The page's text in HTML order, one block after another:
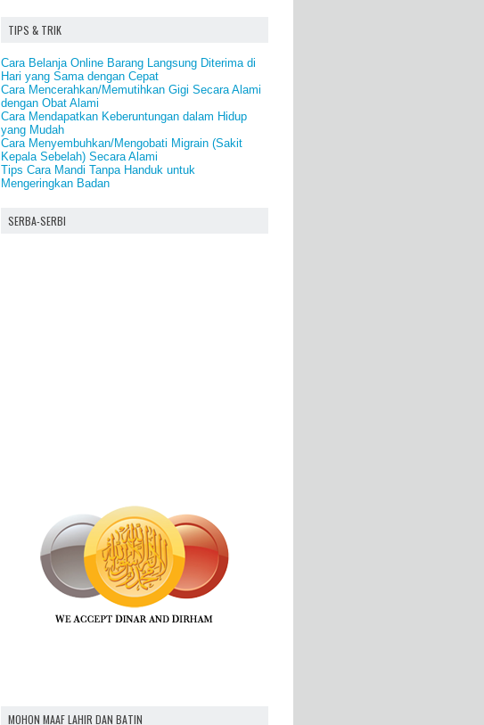
TIPS & TRIK
Cara Belanja Online Barang Langsung Diterima di
Hari yang Sama dengan Cepat
Cara Mencerahkan/Memutihkan Gigi Secara Alami
dengan Obat Alami
Cara Mendapatkan Keberuntungan dalam Hidup
yang Mudah
Cara Menyembuhkan/Mengobati Migrain (Sakit
Kepala Sebelah) Secara Alami
Tips Cara Mandi Tanpa Handuk untuk
Mengeringkan Badan
SERBA-SERBI
MOHON MAAF LAHIR DAN BATIN